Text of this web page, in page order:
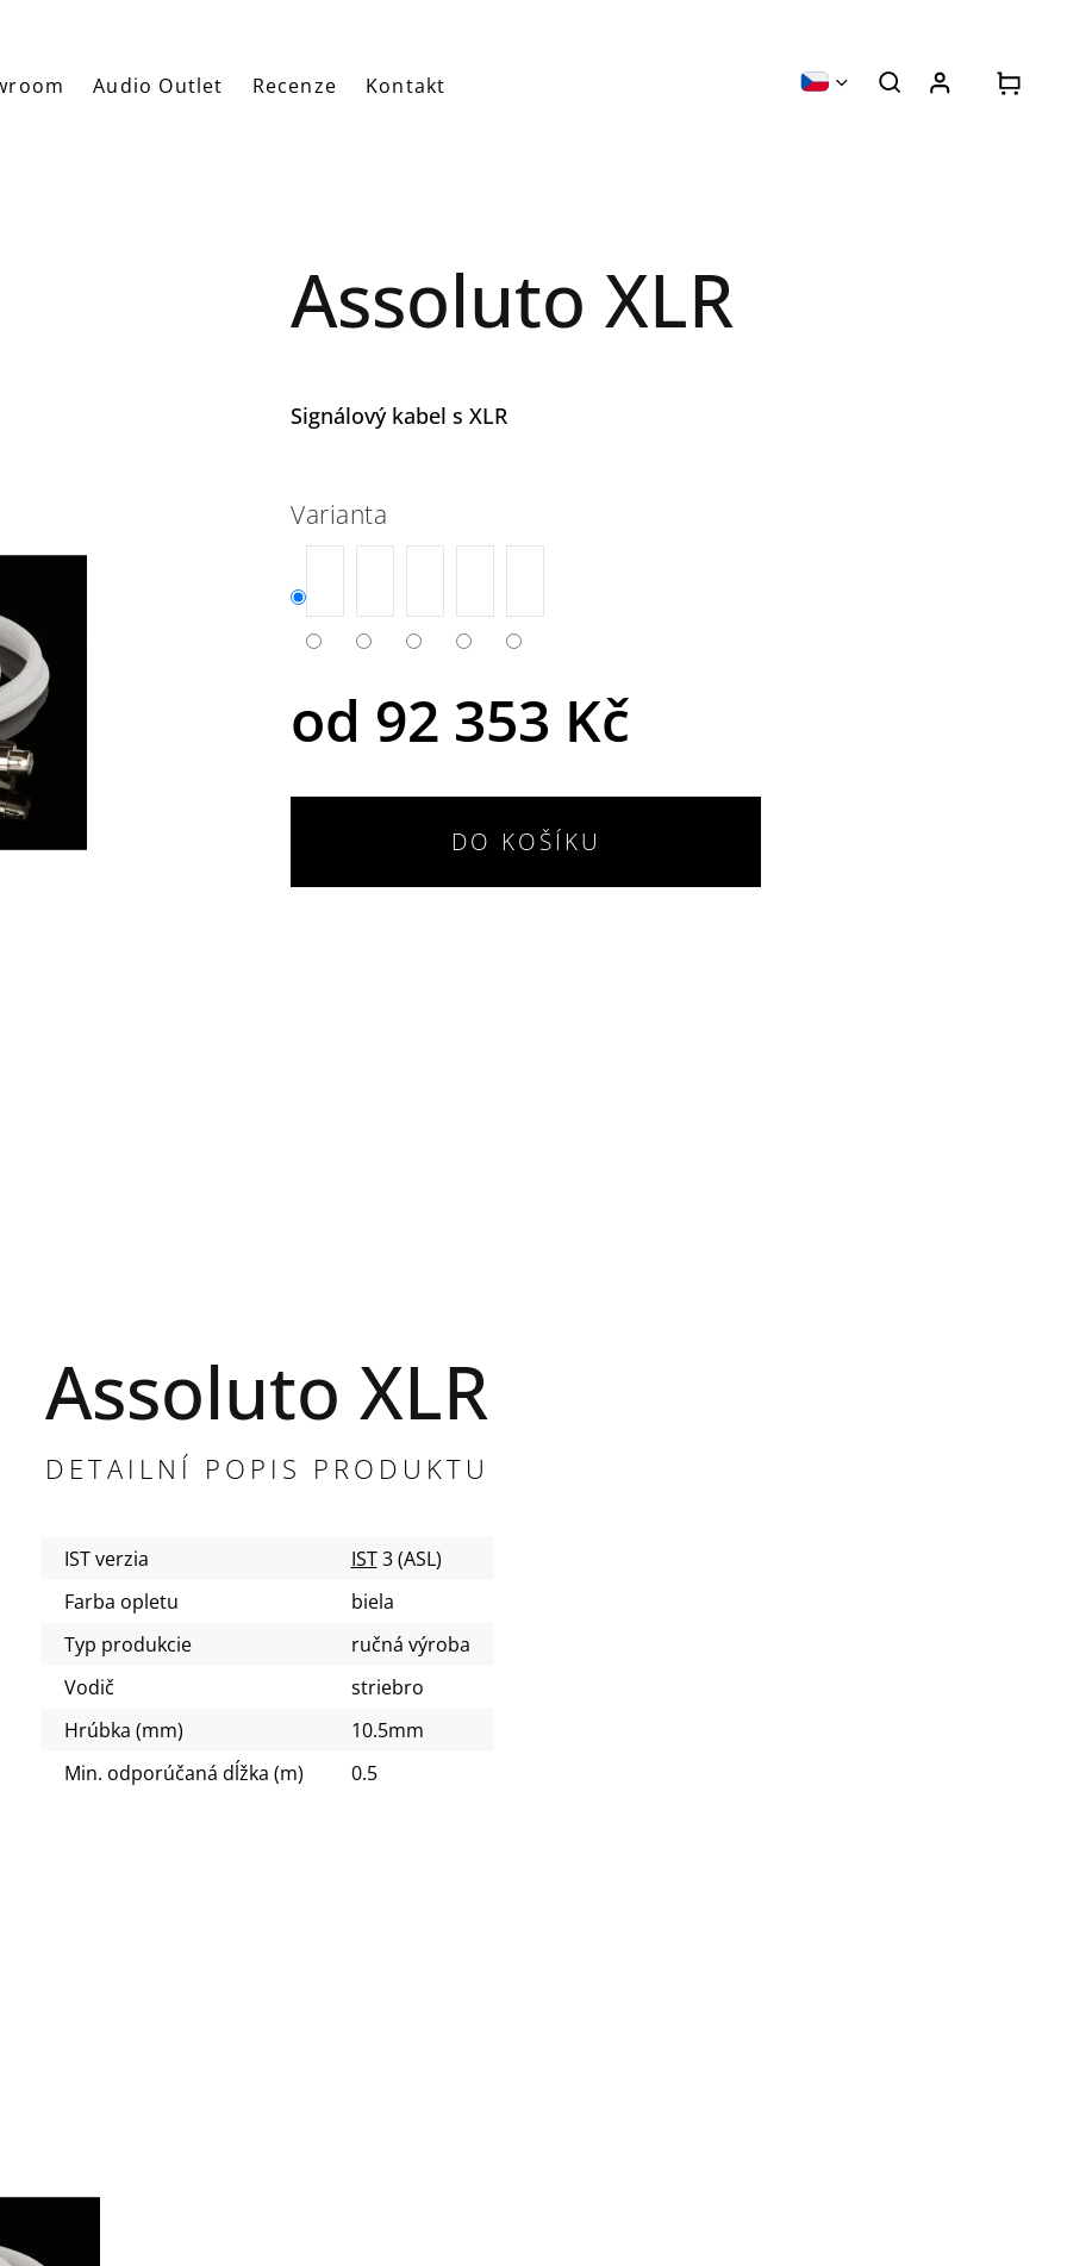
Audio Outlet Recenze Kontakt
Assoluto XLR
od 92 353 Kč
Varianta
DO KOŠÍKU
Signálový kabel s XLR
Assoluto XLR
DETAILNÍ POPIS PRODUKTU
IST verzia IST 3 (ASL)
Farba opletu
biela
Typ produkcie
ručná výroba
Vodič
striebro
Hrúbka (mm)
10.5mm
Min. odporúčaná dĺžka (m)
0.5